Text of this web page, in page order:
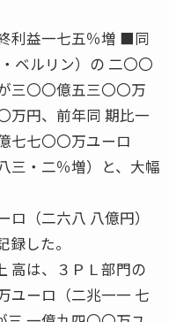
利益一七五％増 ■同
ベルリン）の 二〇〇
三〇〇億五三〇〇万
万円、前年同 期比一
七七〇〇万ユーロ
三・二％増）と、大幅
（二六八 八億円）
した。
高は、３ＰＬ部門の
ユーロ（二兆一一 七